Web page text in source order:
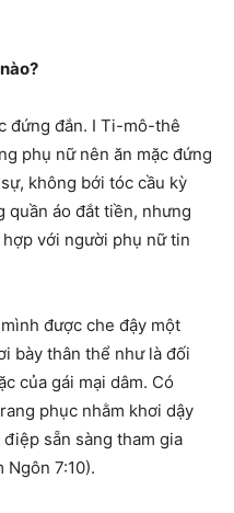
đứng đắn. I Ti-mô-thê
phụ nữ nên ăn mặc đứng
không bới tóc cầu kỳ
quần áo đắt tiền, nhưng
với người phụ nữ tin
được che đậy một
bày thân thể như là đối
của gái mại dâm. Có
phục nhằm khơi dậy
sẵn sàng tham gia
Ngôn 7:10).